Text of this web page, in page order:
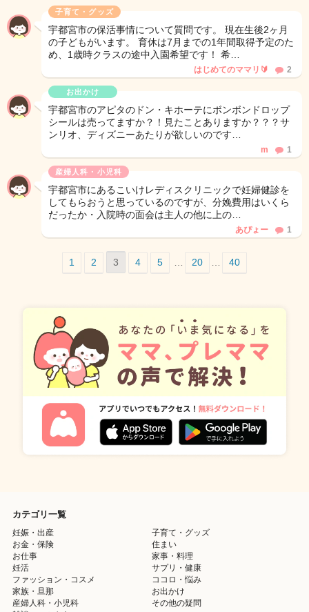
子育て・グッズ
宇都宮市の保活事情について質問です。 現在生後2ヶ月
の子どもがいます。 育休は7月までの1年間取得予定のた
め、1歳時クラスの途中入園希望です！ 希…
はじめてのママリ🔰 2
お出かけ
宇都宮市のアピタのドン・キホーテにボンボンドロップ
シールは売ってますか？！見たことありますか？？？サ
ンリオ、ディズニーあたりが欲しいのです…
m 1
産婦人科・小児科
宇都宮市にあるこいけレディスクリニックで妊婦健診を
してもらおうと思っているのですが、分娩費用はいくら
だったか・入院時の面会は主人の他に上の…
あぴょー 1
1 2 3 4 5 20 40
カテゴリ一覧
妊娠・出産
子育て・グッズ
お金・保険
住まい
お仕事
家事・料理
妊活
サプリ・健康
ファッション・コスメ
ココロ・悩み
家族・旦那
お出かけ
産婦人科・小児科
その他の疑問